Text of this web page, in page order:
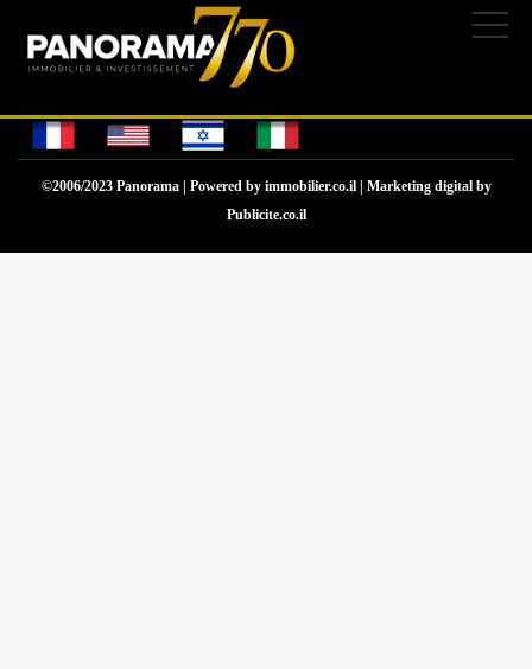
L'Agence Appartements
Projets neufs
©2006/2023 Panorama | Powered by immobilier.co.il| Marketing digital by
Publicite.co.il